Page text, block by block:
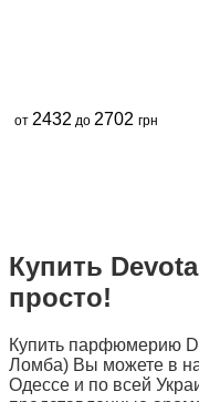
от 2432 до 2702 грн
Купить
просто!
Купить парфюмерию
Ломба) Вы можете в
Одессе и по всей